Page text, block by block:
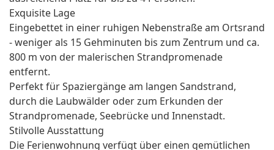
Exquisite Lage
Eingebettet in einer ruhigen Nebenstraße am Ortsrand
- weniger als 15 Gehminuten bis zum Zentrum und ca.
800 m von der malerischen Strandpromenade
entfernt.
Perfekt für Spaziergänge am langen Sandstrand,
durch die Laubwälder oder zum Erkunden der
Strandpromenade, Seebrücke und Innenstadt.
Stilvolle Ausstattung
Die Ferienwohnung verfügt über einen gemütlichen